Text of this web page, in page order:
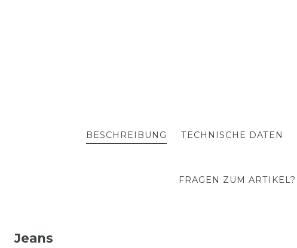
BESCHREIBUNG TECHNISCHE DATEN
FRAGEN ZUM ARTIKEL?
Jeans